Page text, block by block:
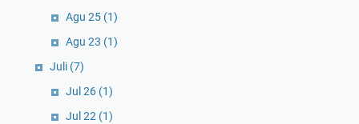
Agu 25 (1)
Agu 23 (1)
Juli (7)
Jul 26 (1)
Jul 22 (1)